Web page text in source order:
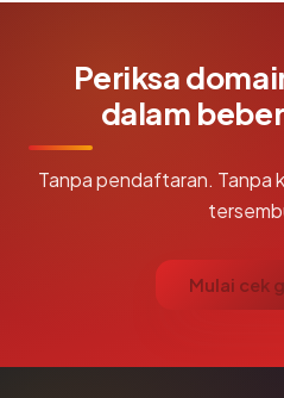
Periksa
dalam
Tanpa pendaftaran. Tanpa
Mulai cek